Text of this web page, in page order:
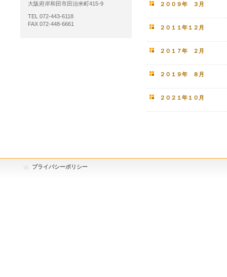
２００９年 ３月
２０１１年１２月
２０１７年 ２月
２０１９年 ８月
２０２１年１
大阪府岸和田市田治米町415-9
TEL 072-443-6118
FAX 072-448-6661
プライバシーポリシー